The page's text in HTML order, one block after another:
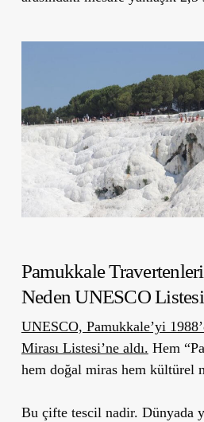
Pamukkale
Neden UNESCO
UNESCO, Pamukkale’yi
Mirası Listesi’ne aldı. Hem
hem doğal miras hem kültürel
Bu çifte tescil nadir. Dünyada